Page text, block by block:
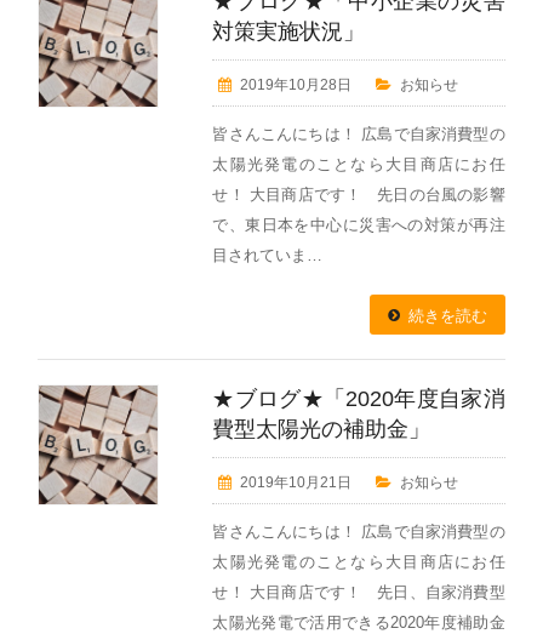
対策実施状況」
2019年10月28日 お知らせ
皆さんこんにちは！ 広島で自家消費型の
太陽光発電のことなら大目商店にお任
せ！ 大目商店です！ 先日の台風の影響
で、東日本を中心に災害への対策が再注
目されていま…
続きを読む
★ブログ★「2020年度自家消
費型太陽光の補助金」
2019年10月21日 お知らせ
皆さんこんにちは！ 広島で自家消費型の
太陽光発電のことなら大目商店にお任
せ！ 大目商店です！ 先日、自家消費型
太陽光発電で活用できる2020年度補助金